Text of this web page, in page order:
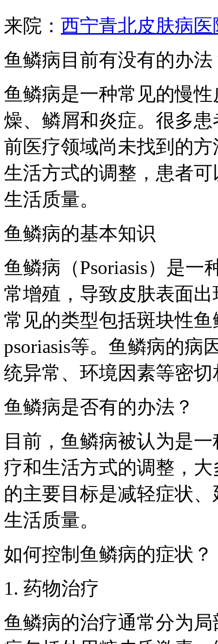
来院： 西宁青北皮肤病医
鱼鳞病目前有没有的办
鱼鳞病是一种常见的慢
燥、鳞屑和炎症。很多
前医疗领域尚未找到的
生活方式的调整，患者
生活质量。
鱼鳞病的基本知识
鱼鳞病（Psoriasis）是
常增殖，导致皮肤表面
常见的类型包括斑块性
psoriasis等。鱼鳞病的病
统异常、环境因素等密切
鱼鳞病是否有的办法？
目前，鱼鳞病被认为是
疗和生活方式的调整，
的主要目标是减轻症状
生活质量。
如何控制鱼鳞病的症状？
1. 药物治疗
鱼鳞病的治疗通常分为